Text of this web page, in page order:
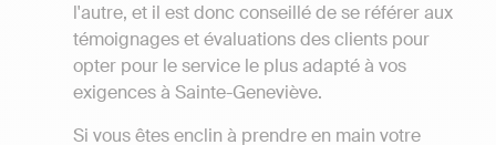
l'autre, et il est donc conseillé de se référer aux
témoignages et évaluations des clients pour
opter pour le service le plus adapté à vos
exigences à Sainte-Geneviève.
Si vous êtes enclin à prendre en main votre